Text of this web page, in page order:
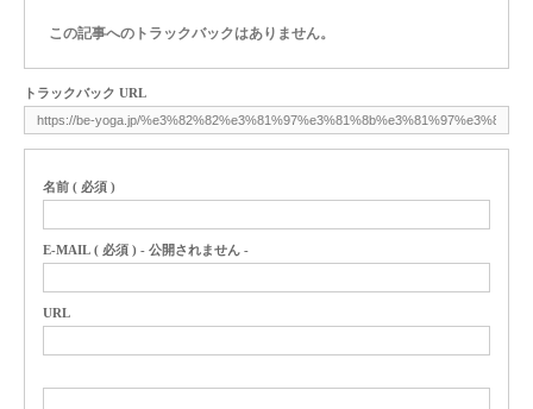
この記事へのトラックバックはありません。
トラックバック URL
名前 ( 必須 )
E-MAIL ( 必須 ) - 公開されません -
URL